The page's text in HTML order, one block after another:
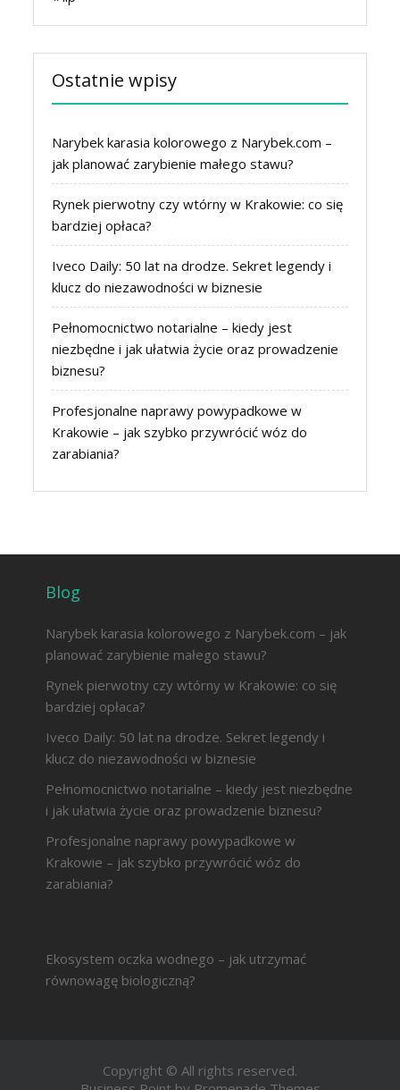
Ostatnie wpisy
Narybek karasia kolorowego z Narybek.com –
jak planować zarybienie małego stawu?
Rynek pierwotny czy wtórny w Krakowie: co się
bardziej opłaca?
Iveco Daily: 50 lat na drodze. Sekret legendy i
klucz do niezawodności w biznesie
Pełnomocnictwo notarialne – kiedy jest
niezbędne i jak ułatwia życie oraz prowadzenie
biznesu?
Profesjonalne naprawy powypadkowe w
Krakowie – jak szybko przywrócić wóz do
zarabiania?
Blog
Narybek karasia kolorowego z Narybek.com – jak
planować zarybienie małego stawu?
Rynek pierwotny czy wtórny w Krakowie: co się
bardziej opłaca?
Iveco Daily: 50 lat na drodze. Sekret legendy i
klucz do niezawodności w biznesie
Pełnomocnictwo notarialne – kiedy jest niezbędne
i jak ułatwia życie oraz prowadzenie biznesu?
Profesjonalne naprawy powypadkowe w
Krakowie – jak szybko przywrócić wóz do
zarabiania?
Ekosystem oczka wodnego – jak utrzymać
równowagę biologiczną?
Copyright © All rights reserved.